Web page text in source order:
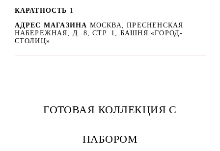
КАРАТНОСТЬ 1
АДРЕС МАГАЗИНА МОСКВА, ПРЕСНЕНСКАЯ
НАБЕРЕЖНАЯ, Д. 8, СТР. 1, БАШНЯ «ГОРОД-
СТОЛИЦ»
ГОТОВАЯ КОЛЛЕКЦИЯ С
НАБОРОМ